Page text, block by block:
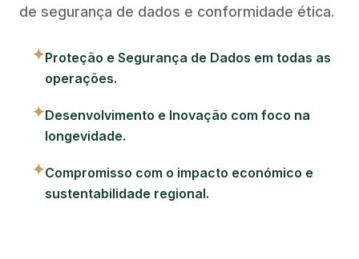
de segurança de dados e conformidade ética.
✦Proteção e Segurança de Dados em todas as
operações.
✦Desenvolvimento e Inovação com foco na
longevidade.
✦Compromisso com o impacto económico e
sustentabilidade regional.